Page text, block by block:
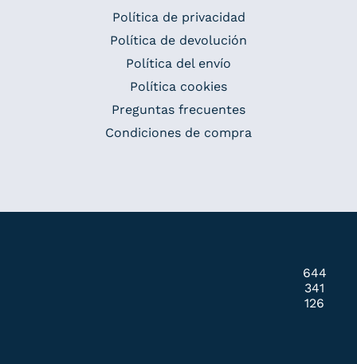
Política de privacidad
Política de devolución
Política del envío
Política cookies
Preguntas frecuentes
Condiciones de compra
644
341
126